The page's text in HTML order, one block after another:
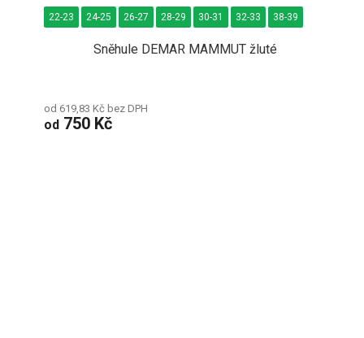
Sněhule DEMAR MAMMUT žluté
od 619,83 Kč bez DPH
od 750 Kč
22-23 24-25 26-27 28-29 30-31 32-33 38-39